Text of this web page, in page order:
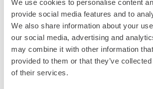
We use cookies to personalise content
provide social media features and to
We also share information about your
our social media, advertising and
may combine it with other information
provided to them or that they’ve
of their services.
Elektrische fietsen